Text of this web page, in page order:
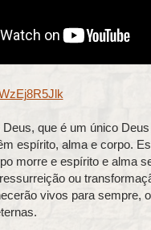
que é um único
espírito, alma e corpo.
morre e espírito e alma
ou
vivos para sempre,